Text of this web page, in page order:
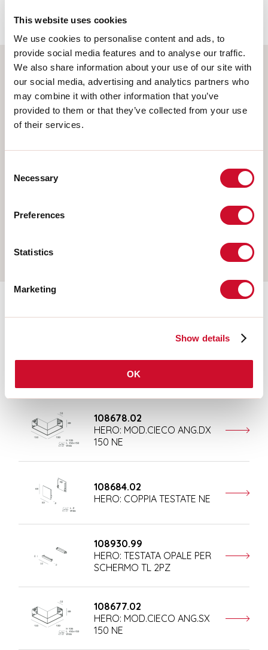
This website uses cookies
We use cookies to personalise content and ads, to
provide social media features and to analyse our traffic.
We also share information about your use of our site with
our social media, advertising and analytics partners who
may combine it with other information that you’ve
provided to them or that they’ve collected from your use
of their services.
Selection
Necessary
Preferences
Statistics
Marketing
Show details
OK
Selecteer uw product
RAIL
Aanvullende accessoires
108676.02
HERO: MOD.CIECO 250 NE
108678.02
HERO: MOD.CIECO ANG.DX
150 NE
108684.02
HERO: COPPIA TESTATE NE
108930.99
HERO: TESTATA OPALE PER
SCHERMO TL 2PZ
108677.02
HERO: MOD.CIECO ANG.SX
150 NE